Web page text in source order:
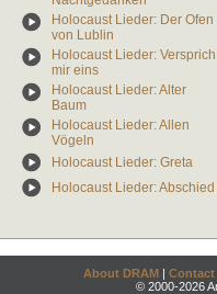
Holocaust Lieder: Der Ofen
von Lublin
Holocaust Lieder: Versprich
mir eins
Holocaust Lieder: Alter
Baum
Holocaust Lieder: Allen
Vögeln
Holocaust Lieder: Greta
Holocaust Lieder: Abschied
About DRAM | Contact
© 2000-2026